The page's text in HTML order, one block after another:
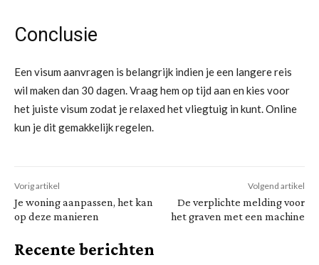
Conclusie
Een visum aanvragen is belangrijk indien je een langere reis
wil maken dan 30 dagen. Vraag hem op tijd aan en kies voor
het juiste visum zodat je relaxed het vliegtuig in kunt. Online
kun je dit gemakkelijk regelen.
Vorig artikel
Je woning aanpassen, het kan
op deze manieren
Volgend artikel
De verplichte melding voor
het graven met een machine
Recente berichten